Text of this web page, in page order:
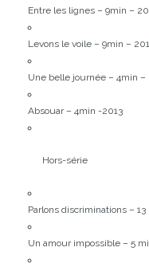
Entre les lignes – 9min –
Levons le voile – 9min –
Une belle journée – 4min –
Absouar – 4min -2013
Hors-série
Parlons discriminations – 13
Un amour impossible – 5